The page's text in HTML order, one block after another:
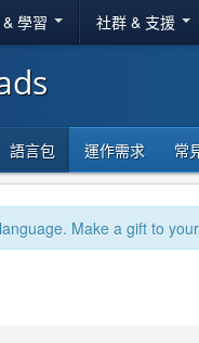
學習 社群 & 支援
語言包 運作需求 常
Make a gift to